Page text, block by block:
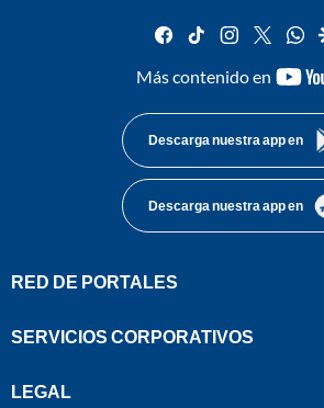
facebook
tiktok instagram
twitter
Más contenido en
Descarga nuestra app en
Descarga nuestra app en
RED DE PORTALES
SERVICIOS CORPORATIVOS
LEGAL